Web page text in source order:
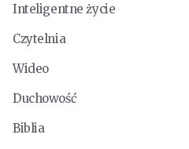
Inteligentne życie
Czytelnia
Wideo
Duchowość
Biblia